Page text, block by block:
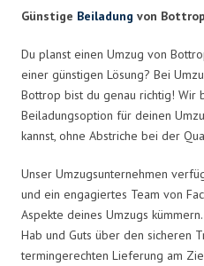
Günstige Beiladung von
Du planst einen Umzug von
einer günstigen Lösung? Bei
Bottrop bist du genau richtig! Wir
Beiladungsoption für deinen
kannst, ohne Abstriche bei der
Unser Umzugsunternehmen
und ein engagiertes Team von
Aspekte deines Umzugs
Hab und Guts über den sicheren
termingerechten Lieferung am